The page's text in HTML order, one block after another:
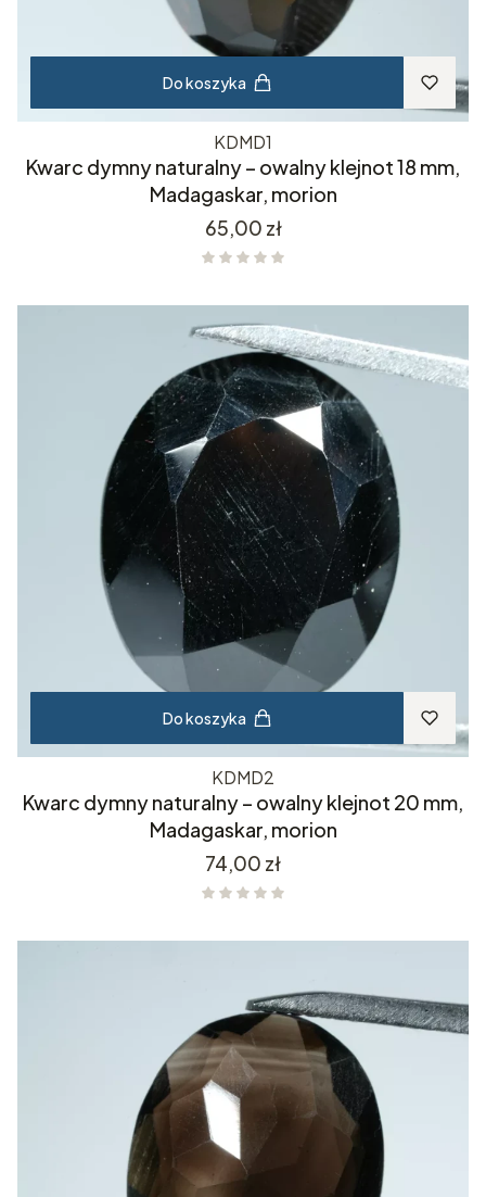
Do koszyka
KDMD1
Kwarc dymny naturalny – owalny klejnot 18 mm,
Madagaskar, morion
Cena
65,00 zł
Do koszyka
KDMD2
Kwarc dymny naturalny – owalny klejnot 20 mm,
Madagaskar, morion
Cena
74,00 zł